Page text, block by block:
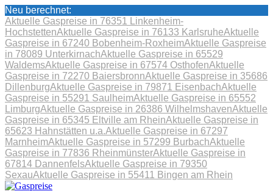
Neu berechnet:
Aktuelle Gaspreise in 76351 Linkenheim-
HochstettenAktuelle Gaspreise in 76133 KarlsruheAktuelle
Gaspreise in 67240 Bobenheim-RoxheimAktuelle Gaspreise
in 78089 UnterkirnachAktuelle Gaspreise in 65529
WaldemsAktuelle Gaspreise in 67574 OsthofenAktuelle
Gaspreise in 72270 BaiersbronnAktuelle Gaspreise in 35686
DillenburgAktuelle Gaspreise in 79871 EisenbachAktuelle
Gaspreise in 55291 SaulheimAktuelle Gaspreise in 65552
LimburgAktuelle Gaspreise in 26386 WilhelmshavenAktuelle
Gaspreise in 65345 Eltville am RheinAktuelle Gaspreise in
65623 Hahnstätten u.a.Aktuelle Gaspreise in 67297
MarnheimAktuelle Gaspreise in 57299 BurbachAktuelle
Gaspreise in 77836 RheinmünsterAktuelle Gaspreise in
67814 DannenfelsAktuelle Gaspreise in 79350
SexauAktuelle Gaspreise in 55411 Bingen am Rhein
Skip